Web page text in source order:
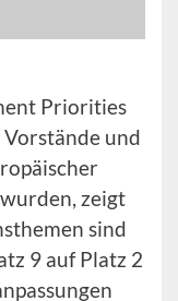
Priorities
und
zeigt
sind
9 auf Platz 2